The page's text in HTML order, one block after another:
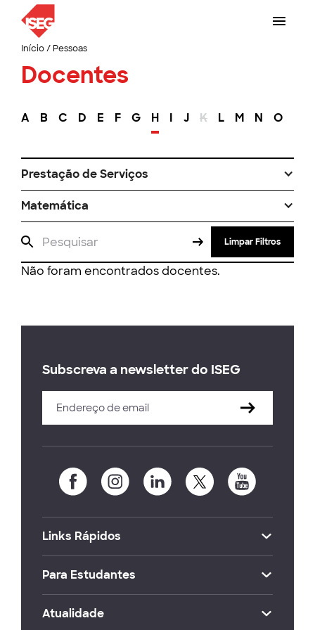
Início/ Pessoas
Docentes
A B C D E F G H I J K L M N O
Prestação de Serviços
Matemática
Limpar Filtros
Não foram encontrados docentes.
Subscreva a newsletter do ISEG
Links Rápidos
Para Estudantes
Atualidade